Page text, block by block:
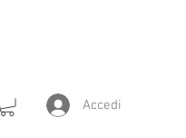
Accedi